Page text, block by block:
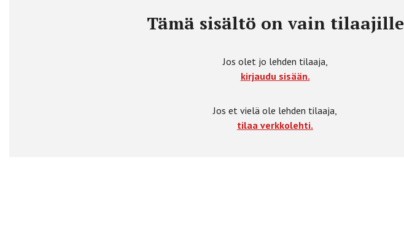
Tämä sisältö on vain tilaajille
Jos olet jo lehden tilaaja,
kirjaudu sisään.
Jos et vielä ole lehden tilaaja,
tilaa verkkolehti.